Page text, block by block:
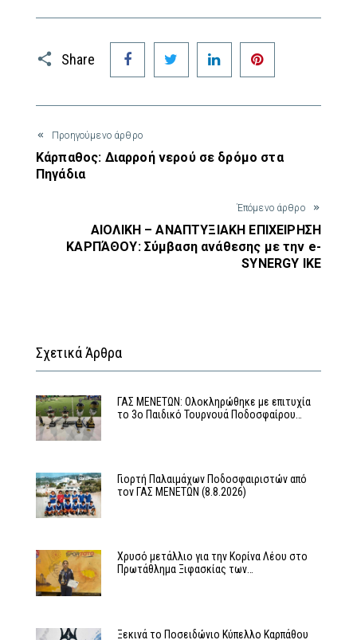
Share
Facebook Twitter LinkedIn
Προηγούμενο άρθρο
Κάρπαθος: Διαρροή νερού σε δρόμο στα
Πηγάδια
Έπόμενο άρθρο
ΑΙΟΛΙΚΗ – ΑΝΑΠΤΥΞΙΑΚΗ ΕΠΙΧΕΙΡΗΣΗ
ΚΑΡΠΆΘΟΥ: Σύμβαση ανάθεσης με την e-
SYNERGY ΙΚΕ
Σχετικά Άρθρα
ΓΑΣ ΜΕΝΕΤΩΝ: Ολοκληρώθηκε με επιτυχία
το 3ο Παιδικό Τουρνουά Ποδοσφαίρου…
Γιορτή Παλαιμάχων Ποδοσφαιριστών από
τον ΓΑΣ ΜΕΝΕΤΩΝ (8.8.2026)
Χρυσό μετάλλιο για την Κορίνα Λέου στο
Πρωτάθλημα Ξιφασκίας των…
Ξεκινά το Ποσειδώνιο Κύπελλο Καρπάθου